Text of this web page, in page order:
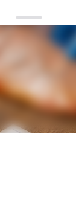
Better To Sit